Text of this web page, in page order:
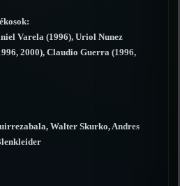
Varela (1996), Uriol Nunez
2000), Claudio Guerra (1996,
Walter Skurko, Andres